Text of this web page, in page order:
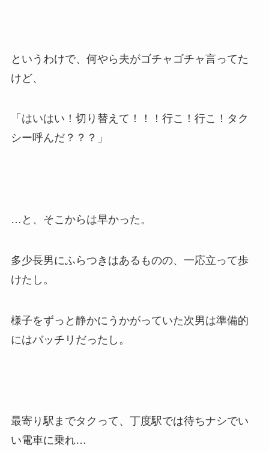
というわけで、何やら夫がゴチャゴチャ言ってた
けど、
「はいはい！切り替えて！！！行こ！行こ！タク
シー呼んだ？？？」
…と、そこからは早かった。
多少長男にふらつきはあるものの、一応立って歩
けたし。
様子をずっと静かにうかがっていた次男は準備的
にはバッチリだったし。
最寄り駅までタクって、丁度駅では待ちナシでい
い電車に乗れ…